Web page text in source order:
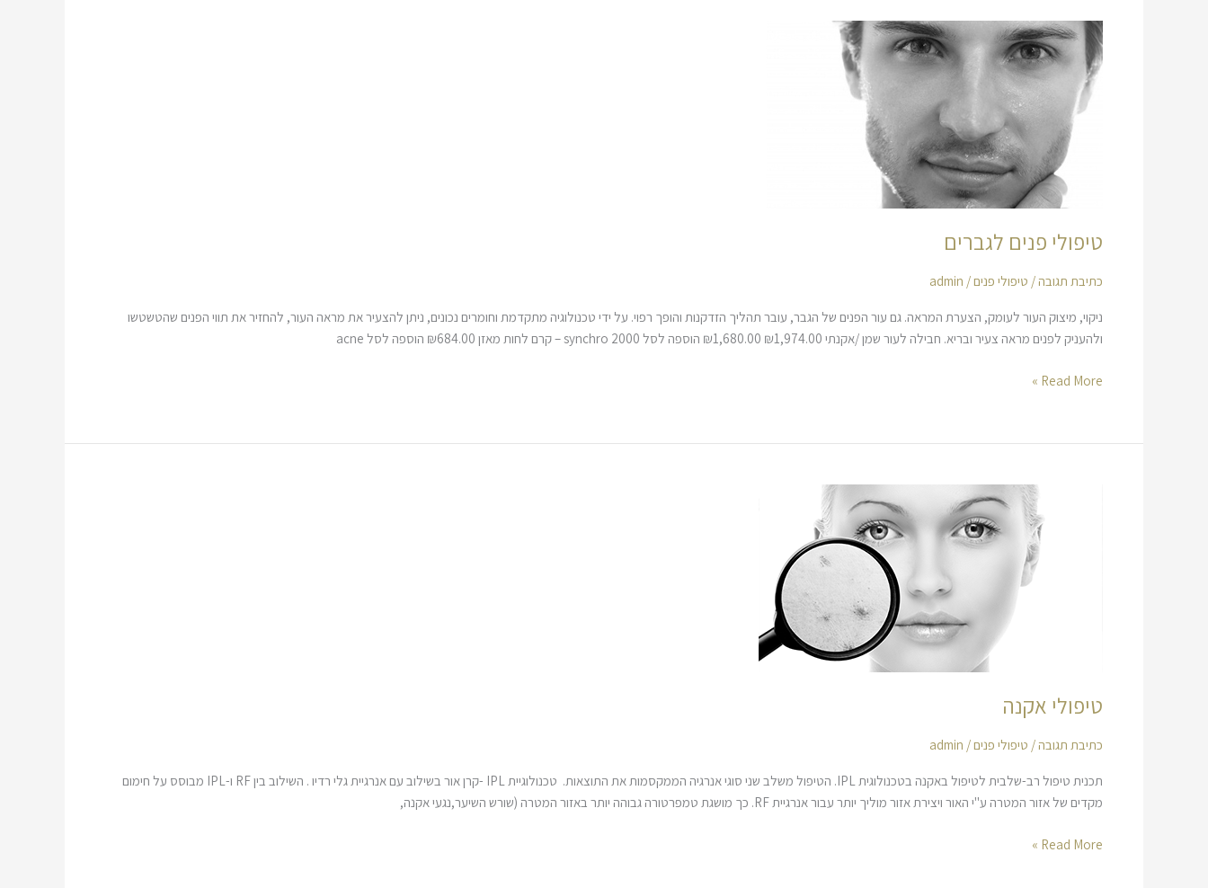
טיפולי פנים לגברים
כתיבת תגובה/ טיפולי פנים/
admin
ניקוי, מיצוק העור לעומק, הצערת המראה. גם עור הפנים של הגבר, עובר תהליך הזדקנות והופך רפוי. על ידי טכנולוגיה מתקדמת וחומרים נכונים, ניתן להצעיר את מראה העור, להחזיר את תווי הפנים שהטשטשו
ולהעניק לפנים מראה צעיר ובריא. חבילה לעור שמן /אקנתי ₪1,974.00 ₪1,680.00 הוספה לסל synchro 2000 – קרם לחות מאזן ₪684.00 הוספה לסל acne
טיפולי
פנים
לגברים
Read More »
טיפולי אקנה
כתיבת תגובה/ טיפולי פנים/
admin
תכנית טיפול רב-שלבית לטיפול באקנה בטכנולוגית IPL. הטיפול משלב שני סוגי אנרגיה הממקסמות את התוצאות. טכנולוגיית IPL -קרן אור בשילוב עם אנרגיית גלי רדיו . השילוב בין RF ו-IPL מבוסס על חימום
מקדים של אזור המטרה ע"י האור ויצירת אזור מוליך יותר עבור אנרגיית RF. כך מושגת טמפרטורה גבוהה יותר באזור המטרה (שורש השיער,נגעי אקנה,
Read More »